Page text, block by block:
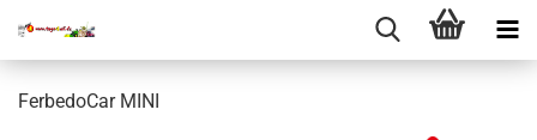
FerbedoCar MINI